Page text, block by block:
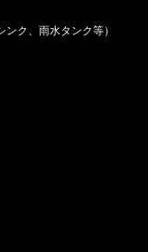
ク、雨水タンク等）